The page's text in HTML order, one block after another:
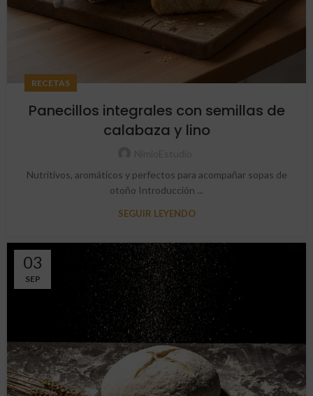
RECETAS
Panecillos integrales con semillas de
calabaza y lino
Nutritivos, aromáticos y perfectos para acompañar sopas de
otoño Introducción ...
SEGUIR LEYENDO
03
SEP